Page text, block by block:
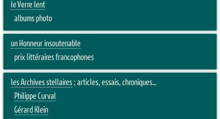
le Verre lent
albums photo
un Honneur insoutenable
prix littéraires francophones
les Archives stellaires : articles, essais, chroniques…
Philippe Curval
Gérard Klein